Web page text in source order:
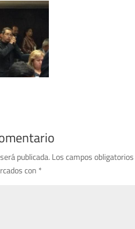
publicada. Los campos obligatorios
con *